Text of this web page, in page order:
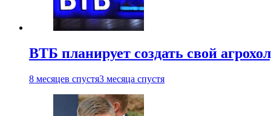
ВТБ планирует создать свой
8 месяцев спустя3 месяца спустя